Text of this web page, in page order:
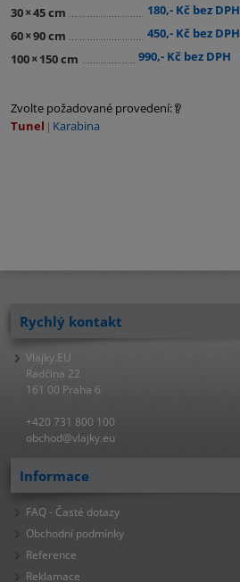
30×45 cm 180,- Kč bez DPH
60×90 cm 450,- Kč bez DPH
100× 150 cm 990,- Kč bez DPH
Zvolte požadované provedení:
Tunel
Karabina
Rychlý kontakt
Vlajky.EU
Radčina 22
161 00 Praha 6
+420 731 800 100
obchod@vlajky.eu
Informace
FAQ - Časté dotazy
Obchodní podmínky
Reference
Reklamace